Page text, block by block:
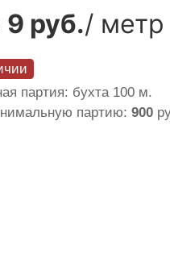
9 руб./ метр
партия: бухта 100 м.
партию: 900